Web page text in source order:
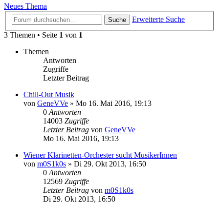
Neues Thema
Suche
Erweiterte Suche
3 Themen • Seite 1 von 1
Themen
Antworten
Zugriffe
Letzter Beitrag
Chill-Out Musik
von GeneVVe » Mo 16. Mai 2016, 19:13
0 Antworten
14003 Zugriffe
Letzter Beitrag von GeneVVe
Mo 16. Mai 2016, 19:13
Wiener Klarinetten-Orchester sucht MusikerInnen
von m0S1k0s » Di 29. Okt 2013, 16:50
0 Antworten
12569 Zugriffe
Letzter Beitrag von m0S1k0s
Di 29. Okt 2013, 16:50